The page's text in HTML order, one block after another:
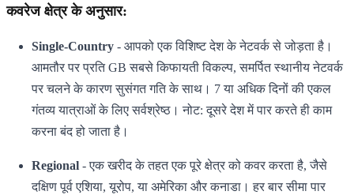
कवरेज क्षेत्र के अनुसार:
Single-Country - आपको एक विशिष्ट देश के नेटवर्क से जोड़ता है।
आमतौर पर प्रति GB सबसे किफायती विकल्प, समर्पित स्थानीय नेटवर्क
पर चलने के कारण सुसंगत गति के साथ। 7 या अधिक दिनों की एकल
गंतव्य यात्राओं के लिए सर्वश्रेष्ठ। नोट: दूसरे देश में पार करते ही काम
करना बंद हो जाता है।
Regional - एक खरीद के तहत एक पूरे क्षेत्र को कवर करता है, जैसे
दक्षिण पूर्व एशिया, यूरोप, या अमेरिका और कनाडा। हर बार सीमा पार